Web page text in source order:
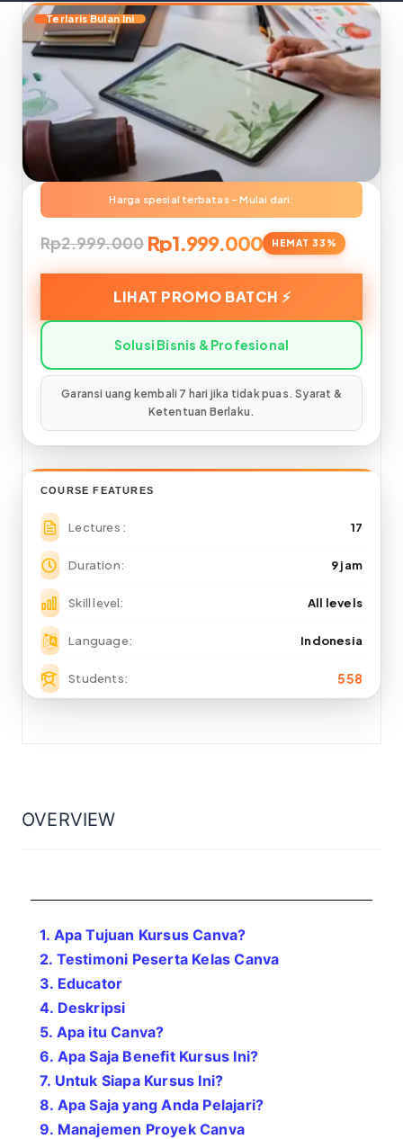
OVERVIEW
1. Apa Tujuan Kursus Canva?
2. Testimoni Peserta Kelas Canva
3. Educator
4. Deskripsi
5. Apa itu Canva?
6. Apa Saja Benefit Kursus Ini?
7. Untuk Siapa Kursus Ini?
8. Apa Saja yang Anda Pelajari?
9. Manajemen Proyek Canva
Rp2.999.000 Rp1.999.000
COURSE FEATURES
Lectures 17
Duration 9 jam
Skill level All levels
Language Indonesia
Students 558